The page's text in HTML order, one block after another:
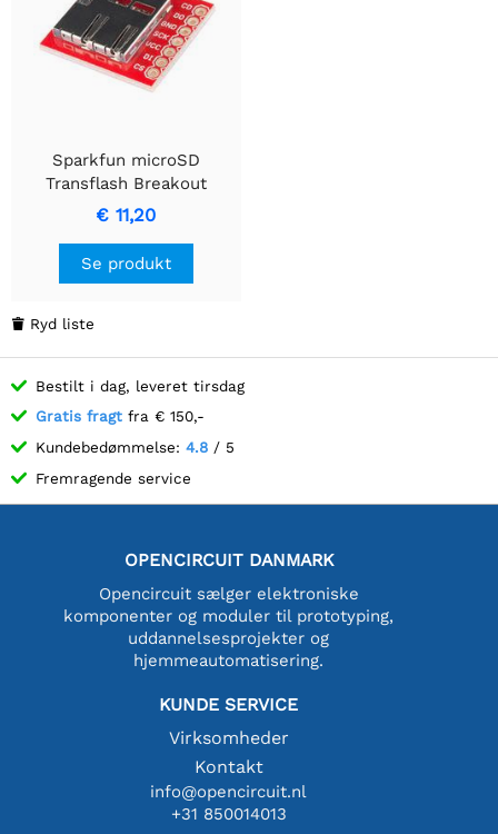
Sparkfun microSD
Transflash Breakout
€ 11,20
Se produkt
 Ryd liste
Bestilt i dag, leveret tirsdag
Gratis fragt fra € 150,-
Kundebedømmelse: 4.8 / 5
Fremragende service
OPENCIRCUIT DANMARK
Opencircuit sælger elektroniske
komponenter og moduler til prototyping,
uddannelsesprojekter og
hjemmeautomatisering.
KUNDE SERVICE
Virksomheder
Kontakt
info@opencircuit.nl
+31 850014013